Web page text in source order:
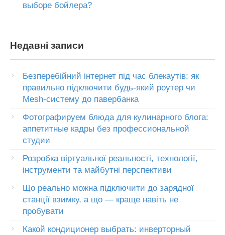
выборе бойлера?
Недавні записи
Безперебійний інтернет під час блекаутів: як
правильно підключити будь-який роутер чи
Mesh-систему до павербанка
Фотографируем блюда для кулинарного блога:
аппетитные кадры без профессиональной
студии
Розробка віртуальної реальності, технології,
інструменти та майбутні перспективи
Що реально можна підключити до зарядної
станції взимку, а що — краще навіть не
пробувати
Какой кондиционер выбрать: инверторный